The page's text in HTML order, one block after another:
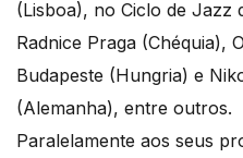
(Lisboa), no Ciclo de Jazz
Radnice Praga (Chéquia),
Budapeste (Hungria) e
(Alemanha), entre outros.
Paralelamente aos seus